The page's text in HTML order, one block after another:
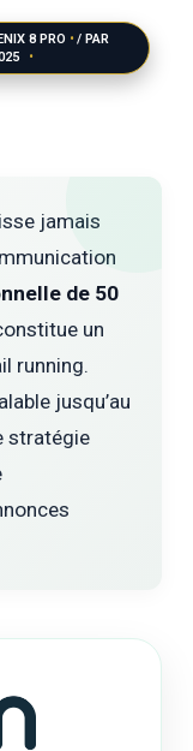
8 PRO
/ PAR
jamais
de 50
un
running.
jusqu’au
stratégie